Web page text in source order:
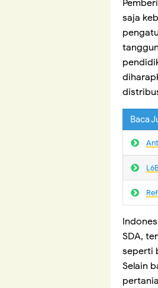
saja
Baca
SDA,
seperti
Selain